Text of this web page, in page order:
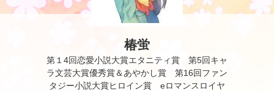
椿蛍
第１4回恋愛小説大賞エタニティ賞 第5回キャ
ラ文芸大賞優秀賞＆あやかし賞 第16回ファン
タジー小説大賞ヒロイン賞 eロマンスロイヤ